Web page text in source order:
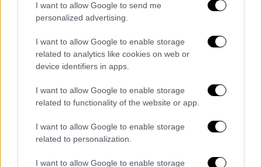
I want to allow Google to send me
personalized advertising.
I want to allow Google to enable storage
related to analytics like cookies on web or
device identifiers in apps.
I want to allow Google to enable storage
related to functionality of the website or app.
I want to allow Google to enable storage
related to personalization.
I want to allow Google to enable storage
πολιτική εξουσία. Την ευθύνη πλέον για τη
διενέργειά τους θα έχει η ΑΑΔΕ με την
τεχνογνωσία και το κύρος της.
Η κυβέρνηση, με σειρά πρωτοβουλιών, έχει
χρήματος και της φοροδιαφυγής δεν
αντιμετωπίζεται απλά ως κυβερνητική
προτεραιότητα, αλλά ως εθνική υποχρέωση.
Οι ελεγκτικοί μηχανισμοί γίνονται
καθημερινά πιο λειτουργικοί και